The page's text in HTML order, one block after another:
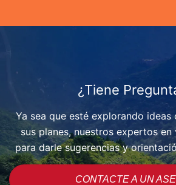
¿Tiene
Ya sea que esté explorando
sus planes, nuestros expertos en
para darle sugerencias y
CONTACTE A UN